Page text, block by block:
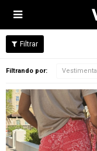

Filtrando por: Vestimenta